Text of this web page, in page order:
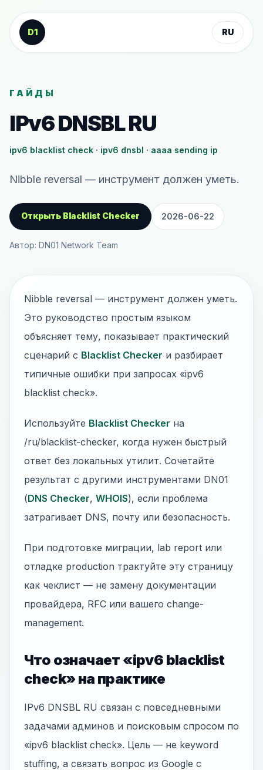
К содержанию
D1
RU
ГАЙДЫ
IPv6 DNSBL RU
ipv6 blacklist check · ipv6 dnsbl · aaaa sending ip
Nibble reversal — инструмент должен уметь.
Открыть Blacklist Checker 2026-06-22
Автор: DN01 Network Team
Nibble reversal — инструмент должен уметь.
Это руководство простым языком
объясняет тему, показывает практический
сценарий с Blacklist Checker и разбирает
типичные ошибки при запросах «ipv6
blacklist check».
Используйте Blacklist Checker на
/ru/blacklist-checker, когда нужен быстрый
ответ без локальных утилит. Сочетайте
результат с другими инструментами DN01
(DNS Checker, WHOIS), если проблема
затрагивает DNS, почту или безопасность.
При подготовке миграции, lab report или
отладке production трактуйте эту страницу
как чеклист — не замену документации
провайдера, RFC или вашего change-
management.
Что означает «ipv6 blacklist
check» на практике
IPv6 DNSBL RU связан с повседневными
задачами админов и поисковым спросом по
«ipv6 blacklist check». Цель — не keyword
stuffing, а связать вопрос из Google с